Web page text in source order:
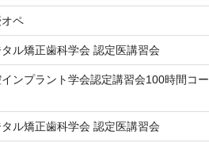
ペ
ル矯正歯科学会 認定医講習会
ンプラント学会認定講習会100時間コー
ル矯正歯科学会 認定医講習会